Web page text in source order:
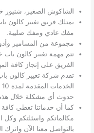
الشاكوش الصغير، شنيور
يمتلك فريق تغيير
مفك عادي ومفك صليبة.
مجموعة من المسامير
تتم مهمة تغيير كالون
الفريق على إنجاز كافة
تقدم شركة تغيير كالون
حدوث أي مشكلة خلال هذه
كما أن خدماتنا تغطي كافة
مكالماتكم واسئلتكم وكل
بالتواصل معنا الآن واترك